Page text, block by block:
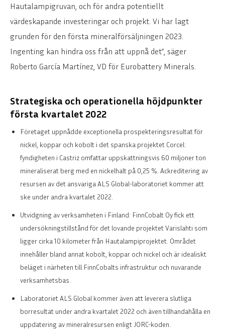
Hautalampigruvan, och för andra potentiellt
värdeskapande investeringar och projekt. Vi har lagt
grunden för den första mineralförsäljningen 2023.
Ingenting kan hindra oss från att uppnå det”, säger
Roberto García Martínez, VD för Eurobattery Minerals.
Strategiska och operationella höjdpunkter
första kvartalet 2022
Företaget uppnådde exceptionella prospekteringsresultat för
nickel, koppar och kobolt i det spanska projektet Corcel:
fyndigheten i Castriz omfattar uppskattningsvis 60 miljoner ton
mineraliserat berg med en nickelhalt på 0,25 %. Ackreditering av
resursen av det ansvariga ALS Global-laboratoriet kommer att
ske under andra kvartalet 2022.
Utvidgning av verksamheten i Finland: FinnCobalt Oy fick ett
undersökningstillstånd för det lovande projektet Varislahti som
ligger cirka 10 kilometer från Hautalampiprojektet. Området
innehåller bland annat kobolt, koppar och nickel och är idealiskt
beläget i närheten till FinnCobalts infrastruktur och nuvarande
verksamhetsbas.
Laboratoriet ALS Global kommer även att leverera slutliga
borresultat under andra kvartalet 2022 och även tillhandahålla en
uppdatering av mineralresursen enligt JORC-koden.